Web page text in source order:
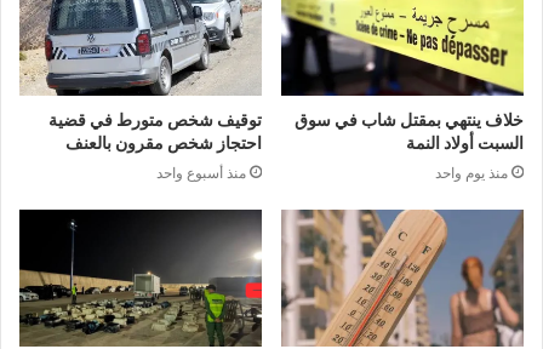
خلاف ينتهي بمقتل شاب في سوق
السبت أولاد النمة
منذ يوم واحد
توقيف شخص متورط في قضية
احتجاز شخص مقرون بالعنف
منذ أسبوع واحد